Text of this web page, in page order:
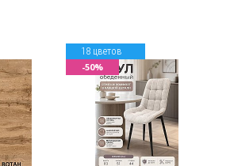
18 цветов
-50%